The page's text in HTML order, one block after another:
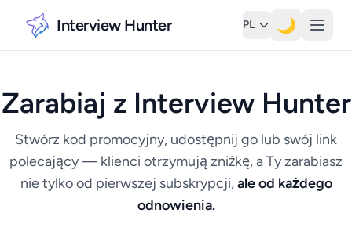
Interview Hunter PL 🌙
Zarabiaj z Interview Hunter
Stwórz kod promocyjny, udostępnij go lub swój link
polecający — klienci otrzymują zniżkę, a Ty zarabiasz
nie tylko od pierwszej subskrypcji,ale od każdego
odnowienia.